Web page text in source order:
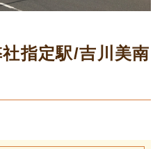
指定駅/吉川美南